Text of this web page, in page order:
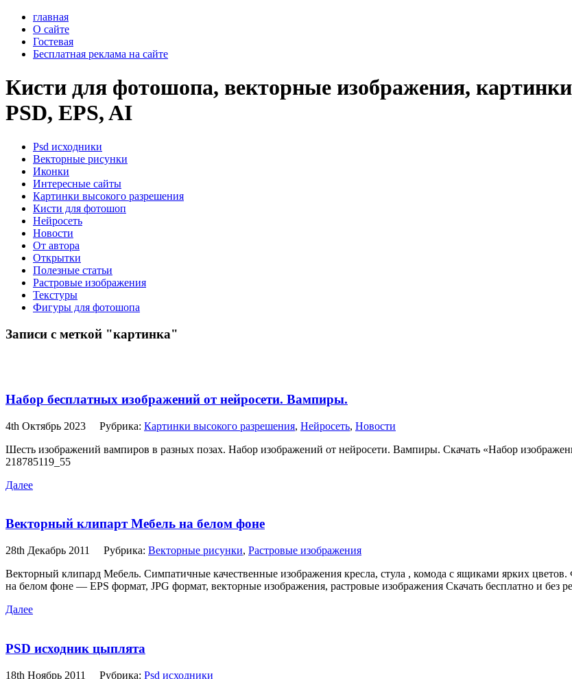
главная
О сайте
Гостевая
Бесплатная реклама на сайте
Кисти для фотошопа, векторные изображения,
PSD, EPS, AI
Psd исходники
Векторные рисунки
Иконки
Интересные сайты
Картинки высокого разрешения
Кисти для фотошоп
Нейросеть
Новости
От автора
Открытки
Полезные статьи
Растровые изображения
Текстуры
Фигуры для фотошопа
Записи с меткой "картинка"
Набор бесплатных изображений от нейросети. Вампиры.
4th Октябрь 2023 Рубрика: Картинки высокого разрешения, Нейросеть, Новости
Шесть изображений вампиров в разных позах. Набор изображений от нейросети. Вампиры. Скачать «Набор
218785119_55
Далее
Векторный клипарт Мебель на белом фоне
28th Декабрь 2011 Рубрика: Векторные рисунки, Растровые изображения
Векторный клипард Мебель. Симпатичные качественные изображения кресла, стула , комода с ящиками ярких
на белом фоне — EPS формат, JPG формат, векторные изображения, растровые изображения Скачать бесплатно и без
Далее
PSD исходник цыплята
18th Ноябрь 2011 Рубрика: Psd исходники